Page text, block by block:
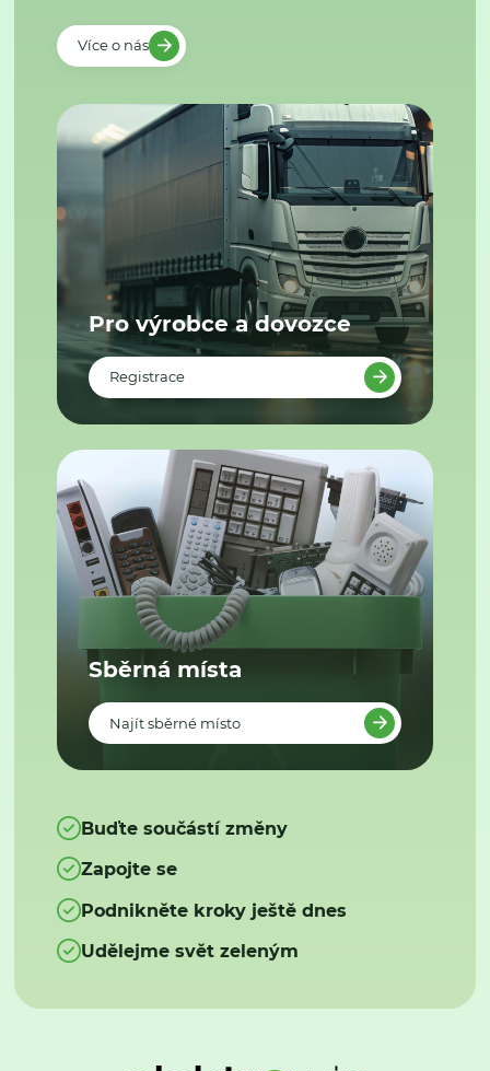
Více o nás
Pro výrobce a dovozce
Registrace
Sběrná místa
Najít sběrné místo
Buďte součástí změny
Zapojte se
Podnikněte kroky ještě dnes
Udělejme svět zeleným